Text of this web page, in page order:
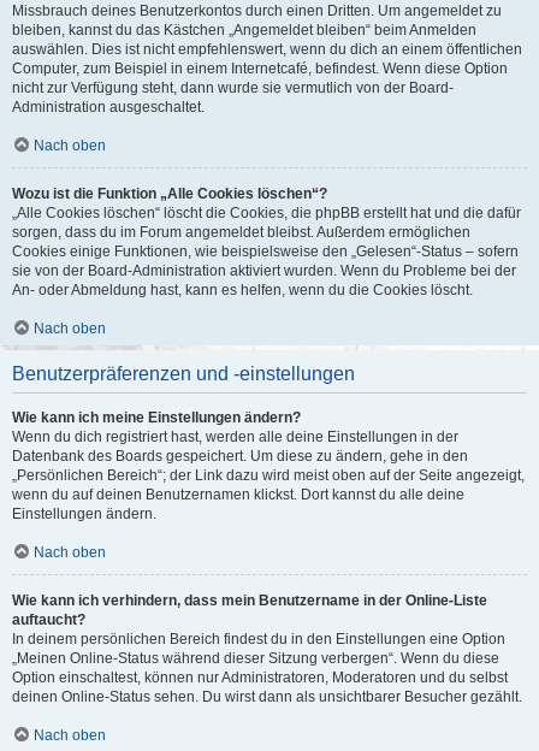
Missbrauch deines Benutzerkontos durch einen Dritten. Um angemeldet zu
bleiben, kannst du das Kästchen „Angemeldet bleiben“ beim Anmelden
auswählen. Dies ist nicht empfehlenswert, wenn du dich an einem öffentlichen
Computer, zum Beispiel in einem Internetcafé, befindest. Wenn diese Option
nicht zur Verfügung steht, dann wurde sie vermutlich von der Board-
Administration ausgeschaltet.
Nach oben
Wozu ist die Funktion „Alle Cookies löschen“?
„Alle Cookies löschen“ löscht die Cookies, die phpBB erstellt hat und die dafür
sorgen, dass du im Forum angemeldet bleibst. Außerdem ermöglichen
Cookies einige Funktionen, wie beispielsweise den „Gelesen“-Status – sofern
sie von der Board-Administration aktiviert wurden. Wenn du Probleme bei der
An- oder Abmeldung hast, kann es helfen, wenn du die Cookies löscht.
Nach oben
Benutzerpräferenzen und -einstellungen
Wie kann ich meine Einstellungen ändern?
Wenn du dich registriert hast, werden alle deine Einstellungen in der
Datenbank des Boards gespeichert. Um diese zu ändern, gehe in den
„Persönlichen Bereich“; der Link dazu wird meist oben auf der Seite angezeigt,
wenn du auf deinen Benutzernamen klickst. Dort kannst du alle deine
Einstellungen ändern.
Nach oben
Wie kann ich verhindern, dass mein Benutzername in der Online-Liste
auftaucht?
In deinem persönlichen Bereich findest du in den Einstellungen eine Option
„Meinen Online-Status während dieser Sitzung verbergen“. Wenn du diese
Option einschaltest, können nur Administratoren, Moderatoren und du selbst
deinen Online-Status sehen. Du wirst dann als unsichtbarer Besucher gezählt.
Nach oben